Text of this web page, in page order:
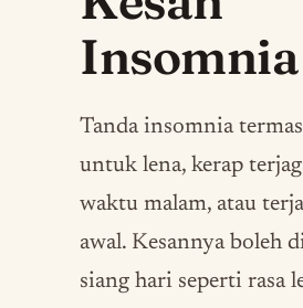
Insomnia
Tanda insomnia
untuk lena, kerap
waktu malam, atau
awal. Kesannya boleh
siang hari seperti rasa